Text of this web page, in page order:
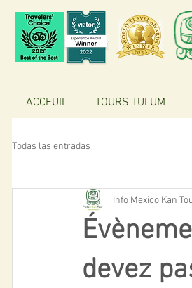
ACCEUIL TOURS TULUM
Todas las entradas
devez
Info Mexico Kan